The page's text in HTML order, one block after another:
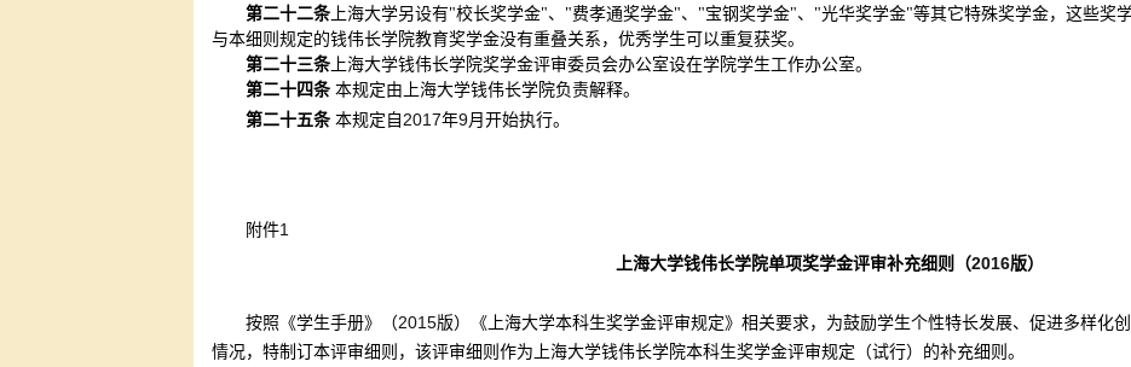
第二十二条 上海大学另设有"校长奖学金"、"费孝通奖学金"、"宝钢奖学金"、"光华奖学金"等其它特殊奖学金，这些奖
与本细则规定的钱伟长学院教育奖学金没有重叠关系，优秀学生可以重复获奖。
第二十三条 上海大学钱伟长学院奖学金评审委员会办公室设在学院学生工作办公室。
第二十四条本规定由上海大学钱伟长学院负责解释。
第二十五条 本规定自2017年9月开始执行。
附件1
上海大学钱伟长学院单项奖学金评审补充细则（2016版）
按照《学生手册》（2015版）《上海大学本科生奖学金评审规定》相关要求，为鼓励学生个性特长发展、促进多样化
情况，特制订本评审细则，该评审细则作为上海大学钱伟长学院本科生奖学金评审规定（试行）的补充细则。